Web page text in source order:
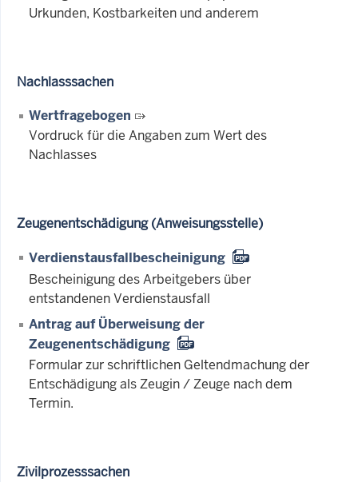
Urkunden, Kostbarkeiten und anderem
Nachlasssachen
Wertfragebogen
Vordruck für die Angaben zum Wert des
Nachlasses
Zeugenentschädigung (Anweisungsstelle)
Verdienstausfallbescheinigung
Bescheinigung des Arbeitgebers über
entstandenen Verdienstausfall
Antrag auf Überweisung der
Zeugenentschädigung
Formular zur schriftlichen Geltendmachung der
Entschädigung als Zeugin / Zeuge nach dem
Termin.
Zivilprozesssachen